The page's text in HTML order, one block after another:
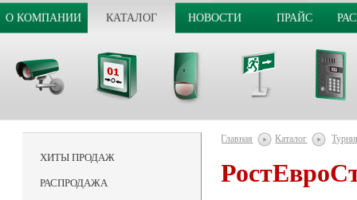
О КОМПАНИИ КАТАЛОГ НОВОСТИ ПРАЙС
ХИТЫ ПРОДАЖ
РАСПРОДАЖА
Главная Каталог